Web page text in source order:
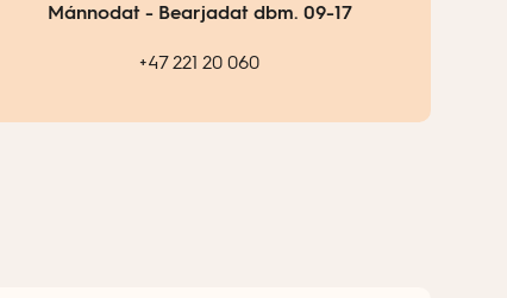
Mánnodat - Bearjadat dbm. 09-17
+47 221 20 060